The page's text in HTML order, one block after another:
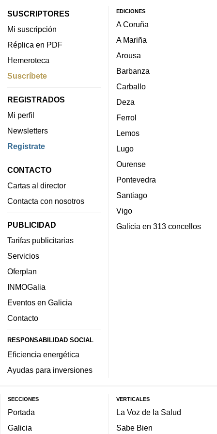
SUSCRIPTORES
Mi suscripción
Réplica en PDF
Hemeroteca
Suscríbete
REGISTRADOS
Mi perfil
Newsletters
Regístrate
CONTACTO
Cartas al director
Contacta con nosotros
PUBLICIDAD
Tarifas publicitarias
Servicios
Oferplan
INMOGalia
Eventos en Galicia
Contacto
RESPONSABILIDAD SOCIAL
Eficiencia energética
Ayudas para inversiones
EDICIONES
A Coruña
A Mariña
Arousa
Barbanza
Carballo
Deza
Ferrol
Lemos
Lugo
Ourense
Pontevedra
Santiago
Vigo
Galicia en 313 concellos
SECCIONES
Portada
Galicia
VERTICALES
La Voz de la Salud
Sabe Bien